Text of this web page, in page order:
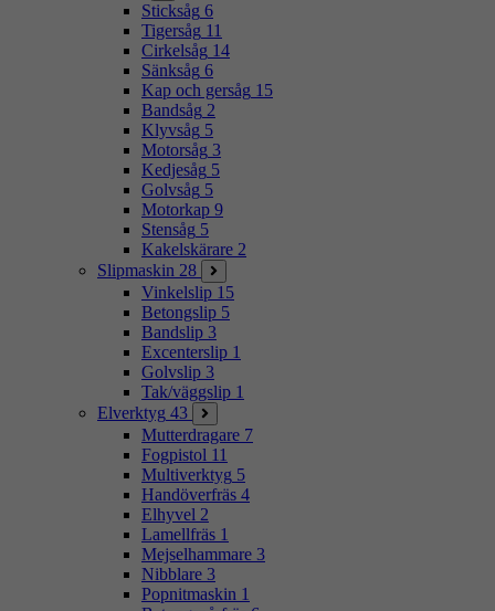
Sticksåg 6
Tigersåg 11
Cirkelsåg 14
Sänksåg 6
Kap och gersåg 15
Bandsåg 2
Klyvsåg 5
Motorsåg 3
Kedjesåg 5
Golvsåg 5
Motorkap 9
Stensåg 5
Kakelskärare 2
Slipmaskin 28
Vinkelslip 15
Betongslip 5
Bandslip 3
Excenterslip 1
Golvslip 3
Tak/väggslip 1
Elverktyg 43
Mutterdragare 7
Fogpistol 11
Multiverktyg 5
Handöverfräs 4
Elhyvel 2
Lamellfräs 1
Mejselhammare 3
Nibblare 3
Popnitmaskin 1